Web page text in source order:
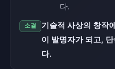
다.
소결
기술적 사상의 창작
이 발명자가 되고,
다.